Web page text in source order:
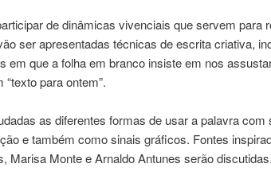
de dinâmicas vivenciais que servem para
ser apresentadas técnicas de escrita criativa,
em que a folha em branco insiste em nos
para ontem”.
as diferentes formas de usar a palavra com
e também como sinais gráficos. Fontes
Marisa Monte e Arnaldo Antunes serão discutidas.